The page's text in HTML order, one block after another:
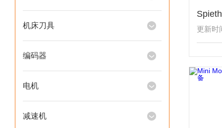
机床刀具
编码器
电机
减速机
更新时